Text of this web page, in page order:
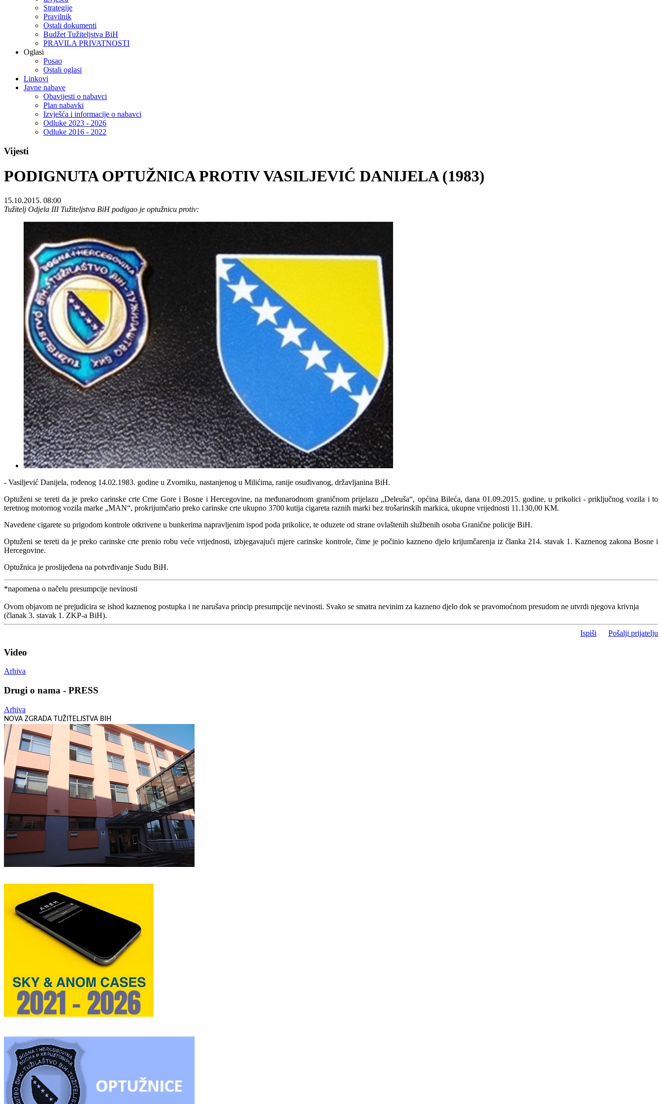
Strategije
Pravilnik
Ostali dokumenti
Budžet Tužiteljstva BiH
PRAVILA PRIVATNOSTI
Oglasi
Posao
Ostali oglasi
Linkovi
Javne nabave
Obavijesti o nabavci
Plan nabavki
Izvješća i informacije o nabavci
Odluke 2023 - 2026
Odluke 2016 - 2022
Vijesti
PODIGNUTA OPTUŽNICA PROTIV VASILJEVIĆ DANIJELA (1983)
15.10.2015. 08:00
Tužitelj Odjela III Tužiteljstva BiH podigao je optužnicu protiv:
- Vasiljević Danijela, rođenog 14.02.1983. godine u Zvorniku, nastanjenog u Milićima, ranije osuđivanog, državljanina BiH.
Optuženi se tereti da je preko carinske crte Crne Gore i Bosne i Hercegovine, na međunarodnom graničnom prijelazu „Deleuša“, općina Bileća, dana 01.09.2015. godine, u prikolici - priključnog vozila i to
teretnog motornog vozila marke „MAN“, prokrijumčario preko carinske crte ukupno 3700 kutija cigareta raznih marki bez trošarinskih markica, ukupne vrijednosti 11.130,00 KM.
Navedene cigarete su prigodom kontrole otkrivene u bunkerima napravljenim ispod poda prikolice, te oduzete od strane ovlaštenih službenih osoba Granične policije BiH.
Optuženi se tereti da je preko carinske crte prenio robu veće vrijednosti, izbjegavajući mjere carinske kontrole, čime je počinio kazneno djelo krijumčarenja iz članka 214. stavak 1. Kaznenog zakona Bosne i
Hercegovine.
Optužnica je proslijeđena na potvrđivanje Sudu BiH.
*napomena o načelu presumpcije nevinosti
Ovom objavom ne prejudicira se ishod kaznenog postupka i ne narušava princip presumpcije nevinosti. Svako se smatra nevinim za kazneno djelo dok se pravomoćnom presudom ne utvrdi njegova krivnja
(članak 3. stavak 1. ZKP-a BiH).
Ispiši Pošalji prijatelju
Video
Arhiva
Drugi o nama - PRESS
Arhiva
NOVA ZGRADA TUŽITELJSTVA BIH